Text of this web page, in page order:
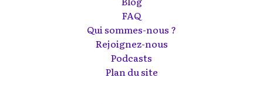
FAQ
Qui sommes-nous ?
Rejoignez-nous
Podcasts
Plan du site